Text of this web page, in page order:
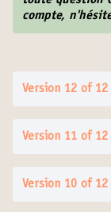
compte,
Version 12 of 12
Version 11 of 12
Version 10 of 12